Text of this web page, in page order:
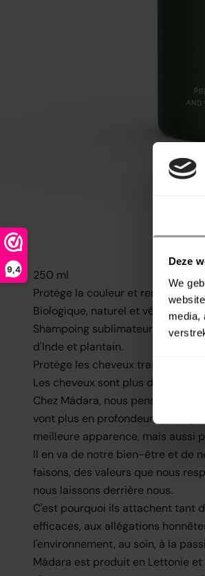
Deze
We
media,
9,4
250 ml
Protège la couleur et renforce les
Biologique, naturel et végétalien.
Shampoing sublimateur de
d'Inde et plantain.
Protège les cheveux traités et/
Les cheveux sont plus doux et
Chez Mádara, nous pensons que
vont plus en profondeur que la
meilleure apparence, mais aussi
Il en va de notre bien-être et de
faisons, des valeurs que nous
nous laissons derrière nous.
C'est pourquoi ils attachent tant
efficaces, aux allégations
l'environnement, au soin, à la
Mádara est produit en Lettonie